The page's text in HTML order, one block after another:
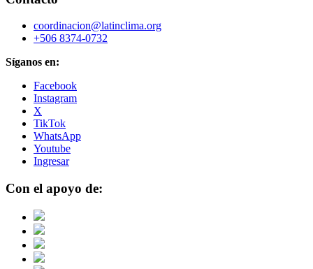
coordinacion@latinclima.org
+506 8374-0732
Síganos en:
Facebook
Instagram
X
TikTok
WhatsApp
Youtube
Ingresar
Con el apoyo de: